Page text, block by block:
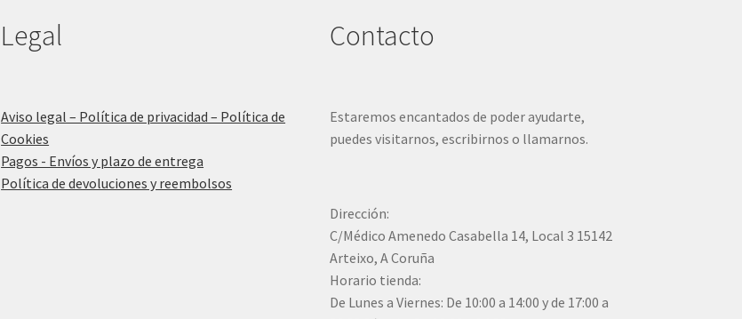
Legal
Aviso legal – Política de privacidad – Política de
Cookies
Pagos - Envíos y plazo de entrega
Política de devoluciones y reembolsos
Contacto
Estaremos encantados de poder ayudarte,
puedes visitarnos, escribirnos o llamarnos.
Dirección:
C/Médico Amenedo Casabella 14, Local 3 15142
Arteixo, A Coruña
Horario tienda:
De Lunes a Viernes: De 10:00 a 14:00 y de 17:00 a